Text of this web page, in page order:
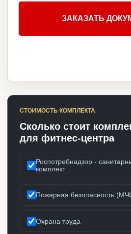
ЗАКАЗАТЬ
СТОИМОСТЬ КОМПЛЕКТА
Сколько стоит
для фитнес-центра
Роспотребнадзор -
комплект
Пожарная безопасность
Охрана труда